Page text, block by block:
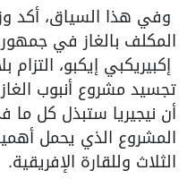
هذا السياق، أكد وزير
بالغاز في جمهورية
إيكبو، التزام
مشروع أنبوب الغاز
نيجيريا ستبذل كل ما
الذي يحمل أهمية
وللقارة الإفريقية.